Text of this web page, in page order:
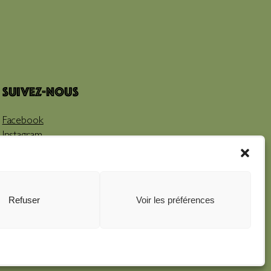
Refuser Voir les préférences
Suivez-nous
Facebook
Instagram